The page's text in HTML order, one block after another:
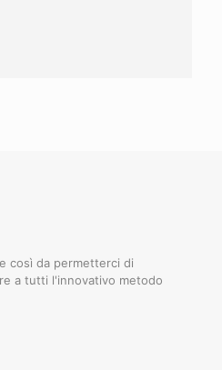
così da permetterci di
a tutti l'innovativo metodo